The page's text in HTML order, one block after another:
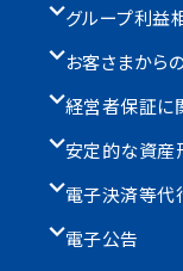
グループ利益
お客さまから
経営者保証に
安定的な資産
電子決済等代
電子公告